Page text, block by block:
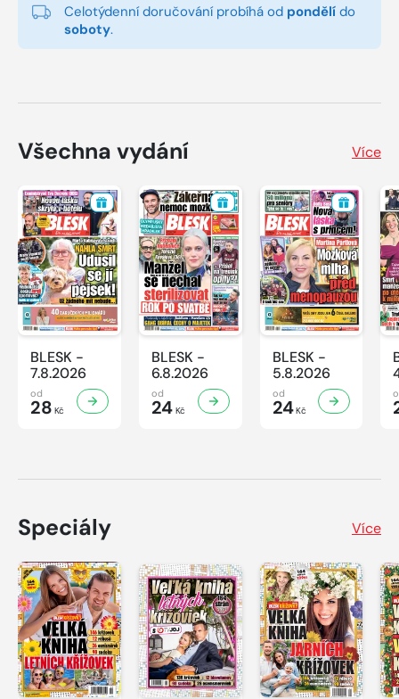
Celotýdenní doručování probíhá od pondělí do
soboty.
Všechna vydání Více
BLESK -
7.8.2026
od
28 Kč
BLESK -
6.8.2026
od
24Kč
BLESK -
5.8.2026
od
24Kč
Speciály Více